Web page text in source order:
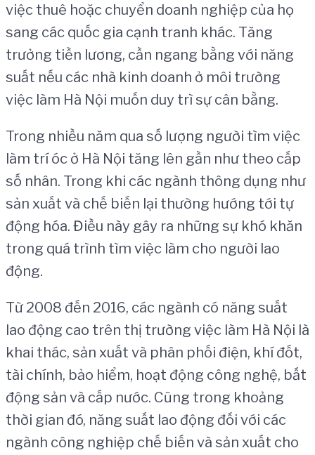
việc thuê hoặc chuyển doanh nghiệp của họ
sang các quốc gia cạnh tranh khác. Tăng
trưởng tiền lương, cần ngang bằng với năng
suất nếu các nhà kinh doanh ở môi trường
việc làm Hà Nội muốn duy trì sự cân bằng.
Trong nhiều năm qua số lượng người tìm việc
làm trí óc ở Hà Nội tăng lên gần như theo cấp
số nhân. Trong khi các ngành thông dụng như
sản xuất và chế biến lại thường hướng tới tự
động hóa. Điều này gây ra những sự khó khăn
trong quá trình tìm việc làm cho người lao
động.
Từ 2008 đến 2016, các ngành có năng suất
lao động cao trên thị trường việc làm Hà Nội là
khai thác, sản xuất và phân phối điện, khí đốt,
tài chính, bảo hiểm, hoạt động công nghệ, bất
động sản và cấp nước. Cũng trong khoảng
thời gian đó, năng suất lao động đối với các
ngành công nghiệp chế biến và sản xuất cho